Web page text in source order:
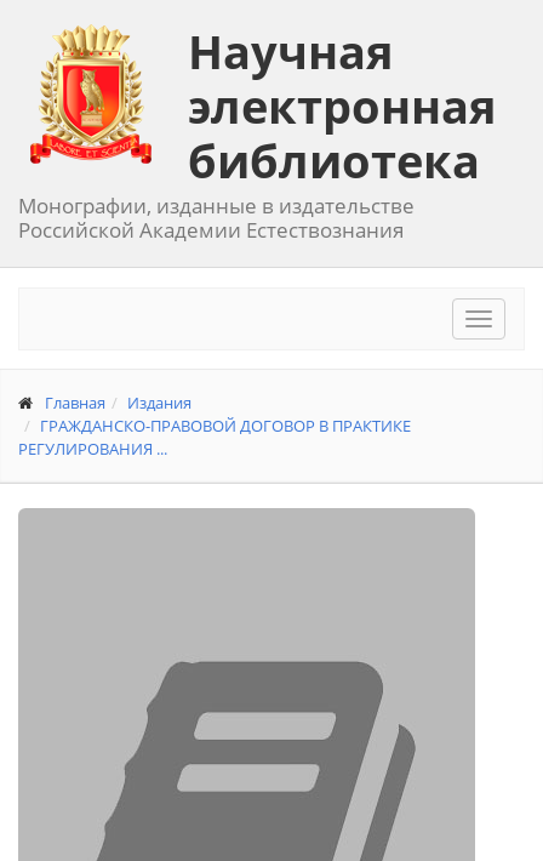
Научная
электронная
библиотека
Монографии, изданные в издательстве
Российской Академии Естествознания
Toggle
Главная
Издания
ГРАЖДАНСКО-ПРАВОВОЙ ДОГОВОР В ПРАКТИКЕ
РЕГУЛИРОВАНИЯ ...